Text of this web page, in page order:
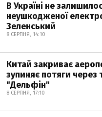
В Україні не
неушкодженої
Зеленський
8 СЕРПНЯ, 14:10
Китай закриває
зупиняє потяги через
"Дельфін"
8 СЕРПНЯ, 17:10